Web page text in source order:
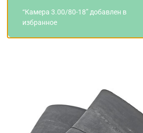
“Камера 3.00/80-18” добавлен в
избранное